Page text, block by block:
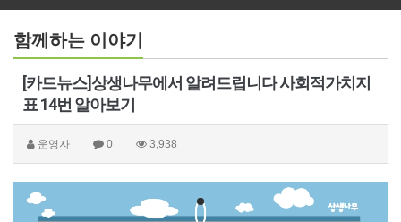
함께하는 이야기
[카드뉴스]상생나무에서 알려드립니다 사회적가치지
표 14번 알아보기
운영자 0 3,938